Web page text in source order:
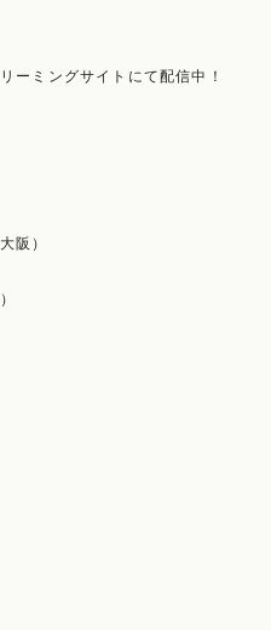
ーミングサイトにて配信中！
阪）